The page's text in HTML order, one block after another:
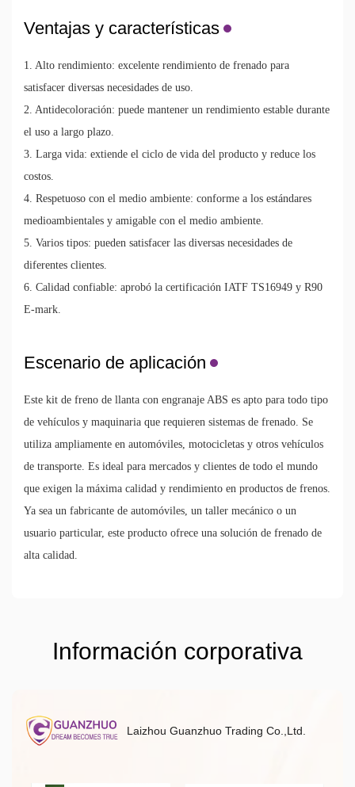
Ventajas y características
1. Alto rendimiento: excelente rendimiento de frenado para
satisfacer diversas necesidades de uso.
2. Antidecoloración: puede mantener un rendimiento estable durante
el uso a largo plazo.
3. Larga vida: extiende el ciclo de vida del producto y reduce los
costos.
4. Respetuoso con el medio ambiente: conforme a los estándares
medioambientales y amigable con el medio ambiente.
5. Varios tipos: pueden satisfacer las diversas necesidades de
diferentes clientes.
6. Calidad confiable: aprobó la certificación IATF TS16949 y R90
E-mark.
Escenario de aplicación
Este kit de freno de llanta con engranaje ABS es apto para todo tipo
de vehículos y maquinaria que requieren sistemas de frenado. Se
utiliza ampliamente en automóviles, motocicletas y otros vehículos
de transporte. Es ideal para mercados y clientes de todo el mundo
que exigen la máxima calidad y rendimiento en productos de frenos.
Ya sea un fabricante de automóviles, un taller mecánico o un
usuario particular, este producto ofrece una solución de frenado de
alta calidad.
Información corporativa
Laizhou Guanzhuo Trading Co.,Ltd.